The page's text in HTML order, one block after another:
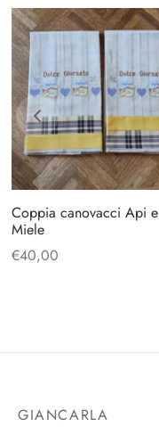
Coppia canovacci Api e
Miele
€40,00
GIANCARLA